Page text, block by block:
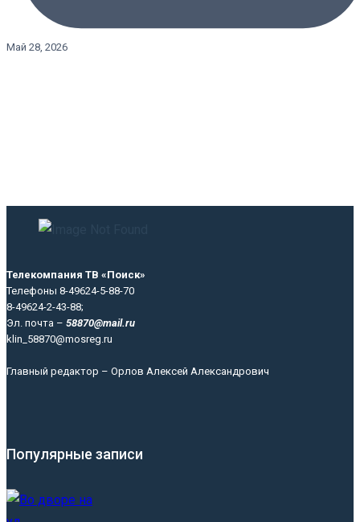
Май 28, 2026
Телекомпания ТВ «Поиск»
Телефоны 8-49624-5-88-70
8-49624-2-43-88;
Эл. почта – 58870@mail.ru
klin_58870@mosreg.ru
Главный редактор – Орлов Алексей Александрович
Популярные записи